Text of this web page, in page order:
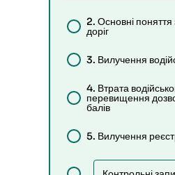
2. Основні поняття
доріг
3. Вилучення
4. Втрата
перевищення
балів
5. Вилучення